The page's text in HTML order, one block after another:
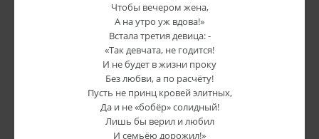
Чтобы вечером жена,
А на утро уж вдова!»
Встала третия девица: -
«Так девчата, не годится!
И не будет в жизни проку
Без любви, а по расчёту!
Пусть не принц кровей элитных,
Да и не «бобёр» солидный!
Лишь бы верил и любил
И семьёю дорожил!»